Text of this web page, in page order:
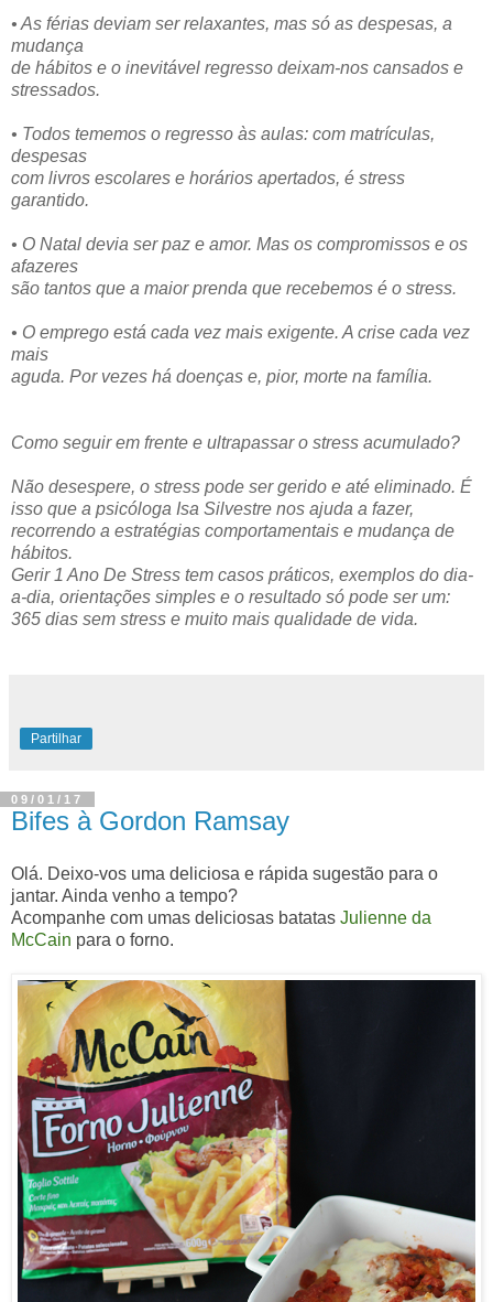
• As férias deviam ser relaxantes, mas só as despesas, a
mudança
de hábitos e o inevitável regresso deixam-nos cansados e
stressados.
• Todos tememos o regresso às aulas: com matrículas,
despesas
com livros escolares e horários apertados, é stress
garantido.
• O Natal devia ser paz e amor. Mas os compromissos e os
afazeres
são tantos que a maior prenda que recebemos é o stress.
• O emprego está cada vez mais exigente. A crise cada vez
mais
aguda. Por vezes há doenças e, pior, morte na família.
Como seguir em frente e ultrapassar o stress acumulado?
Não desespere, o stress pode ser gerido e até eliminado. É
isso que a psicóloga Isa Silvestre nos ajuda a fazer,
recorrendo a estratégias comportamentais e mudança de
hábitos.
Gerir 1 Ano De Stress tem casos práticos, exemplos do dia-
a-dia, orientações simples e o resultado só pode ser um:
365 dias sem stress e muito mais qualidade de vida.
Partilhar
09/01/17
Bifes à Gordon Ramsay
Olá. Deixo-vos uma deliciosa e rápida sugestão para o
jantar. Ainda venho a tempo?
Acompanhe com umas deliciosas batatas Julienne da
McCain para o forno.